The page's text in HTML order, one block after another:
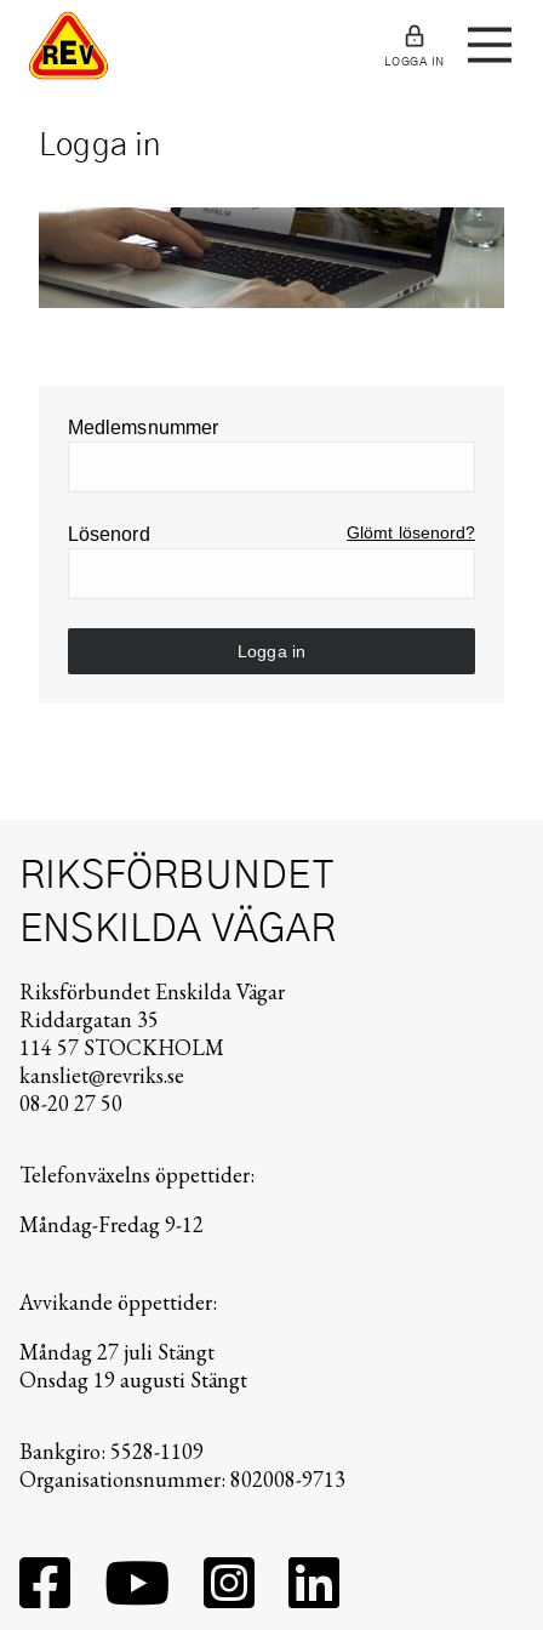
LOGGA IN
Logga in
Medlemsnummer
Lösenord Glömt lösenord?
Logga in
RIKSFÖRBUNDET
ENSKILDA VÄGAR
Riksförbundet Enskilda Vägar
Riddargatan 35
114 57 STOCKHOLM
kansliet@revriks.se
08-20 27 50
Telefonväxelns öppettider:
Måndag-Fredag 9-12
Avvikande öppettider:
Måndag 27 juli Stängt
Onsdag 19 augusti Stängt
Bankgiro: 5528-1109
Organisationsnummer: 802008-9713